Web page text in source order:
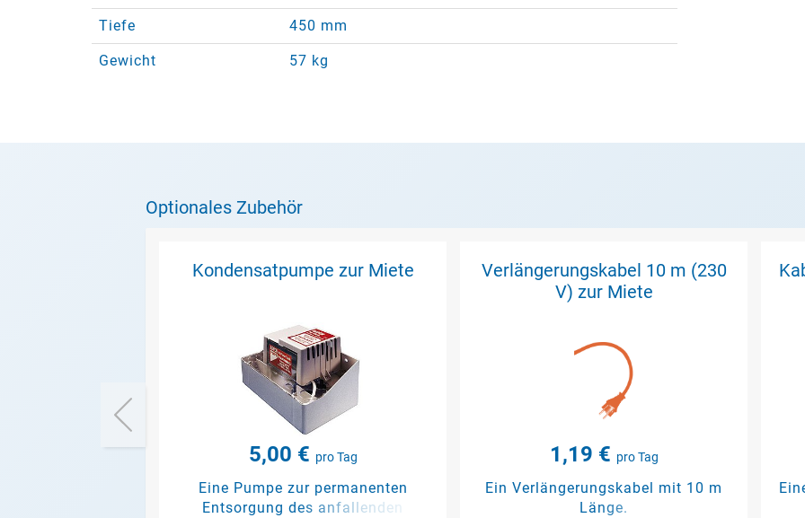
Tiefe 450 mm
Gewicht 57 kg
Optionales Zubehör
Kondensatpumpe zur Miete
5,00 € pro Tag
Eine Pumpe zur permanenten
Entsorgung des anfallenden
Verlängerungskabel 10 m (230
V) zur Miete
1,19 € pro Tag
Ein Verlängerungskabel mit 10 m
Länge.